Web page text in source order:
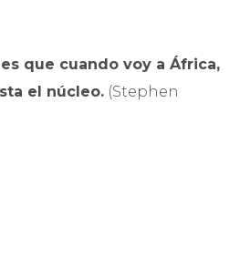
que cuando voy a África,
el núcleo. (Stephen